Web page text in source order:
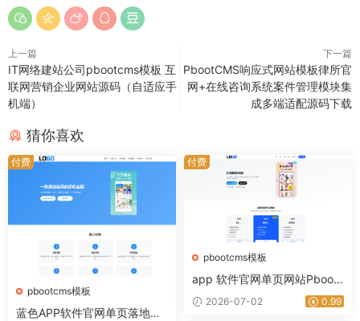
上一篇
IT网络建站公司pbootcms模板 互
联网营销企业网站源码（自适应手
机端）
下一篇
PbootCMS响应式网站模板律所官
网+在线咨询系统案件管理模块集
成多端适配源码下载
猜你喜欢
pbootcms模板
蓝色APP软件官网单页落地页
付费
pbootcms模板
app 软件官网单页网站Pboot
CMS模板 整站源码｜星途资源
网
2026-07-02 0.99
付费